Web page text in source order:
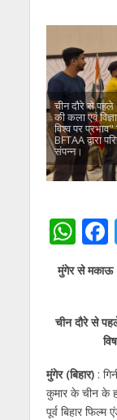
चीन दौरे से पहले
की कला एवं
विश्व पर प्रभाव"
BFTAA द्वारा
संपन्न।
W
h
at
s
A
p
p
मुंगेर से मकाऊ
चीन दौरे से
मुंगेर (बिहार):
कुमार के चीन के
पूर्व बिहार